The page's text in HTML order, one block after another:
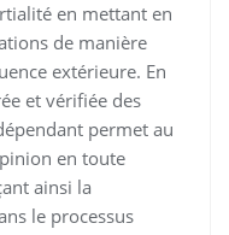
en mettant en
de manière
extérieure. En
et vérifiée des
permet au
en toute
ainsi la
le processus